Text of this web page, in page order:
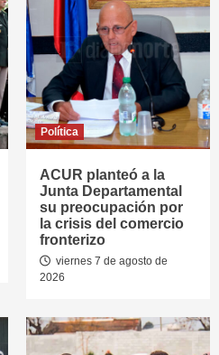
Política
ACUR planteó a la
Junta Departamental
su preocupación por
la crisis del comercio
fronterizo
viernes 7 de agosto de
2026